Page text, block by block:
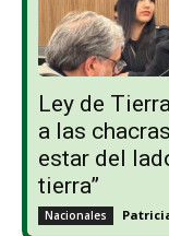
Ley de
a las
estar del
tierra”
Nacionales